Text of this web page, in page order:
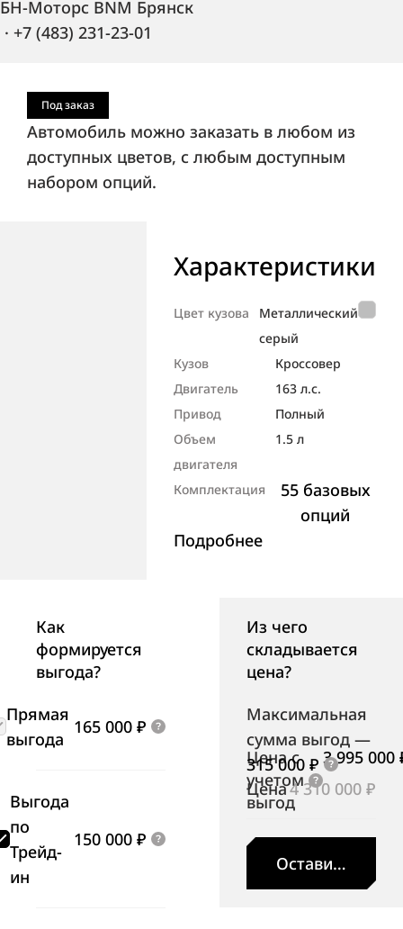
БН-Моторс BNM Брянск
· +7 (483) 231-23-01
Под заказ
Автомобиль можно заказать в любом из
доступных цветов, с любым доступным
набором опций.
Характеристики
Цвет кузова
Металлический
серый
Кузов
Кроссовер
Двигатель
163 л.с.
Привод
Полный
Объем
двигателя
1.5 л
Комплектация
55 базовых
опций
Подробнее
Как
формируется
выгода?
165 000 ₽
Прямая
выгода
150 000 ₽
Выгода
по
Трейд-
ин
Из чего
складывается
цена?
Максимальная
сумма выгод —
315 000 ₽
Цена с
учетом
выгод
3 995 000
Цена4 310 000 ₽
Оставить